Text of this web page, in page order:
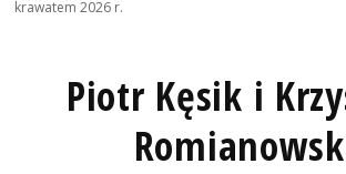
krawatem 2026 r.
Piotr Kęsik i